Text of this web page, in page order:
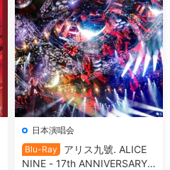
日本演唱会
Blu-Ray
アリス九號. ALICE
NINE - 17th ANNIVERSARY L